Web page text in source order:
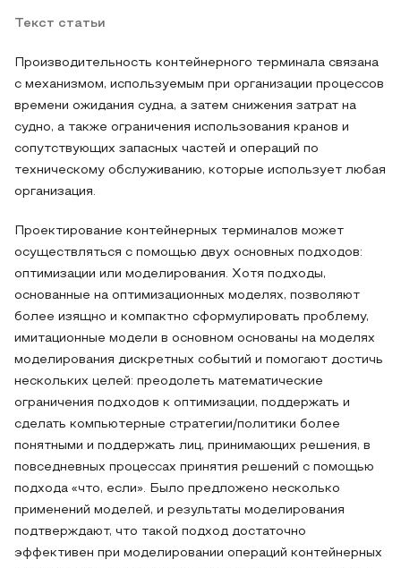
Текст статьи
Производительность контейнерного терминала связана
с механизмом, используемым при организации процессов
времени ожидания судна, а затем снижения затрат на
судно, а также ограничения использования кранов и
сопутствующих запасных частей и операций по
техническому обслуживанию, которые использует любая
организация.
Проектирование контейнерных терминалов может
осуществляться с помощью двух основных подходов:
оптимизации или моделирования. Хотя подходы,
основанные на оптимизационных моделях, позволяют
более изящно и компактно сформулировать проблему,
имитационные модели в основном основаны на моделях
моделирования дискретных событий и помогают достичь
нескольких целей: преодолеть математические
ограничения подходов к оптимизации, поддержать и
сделать компьютерные стратегии/политики более
понятными и поддержать лиц, принимающих решения, в
повседневных процессах принятия решений с помощью
подхода «что, если». Было предложено несколько
применений моделей, и результаты моделирования
подтверждают, что такой подход достаточно
эффективен при моделировании операций контейнерных